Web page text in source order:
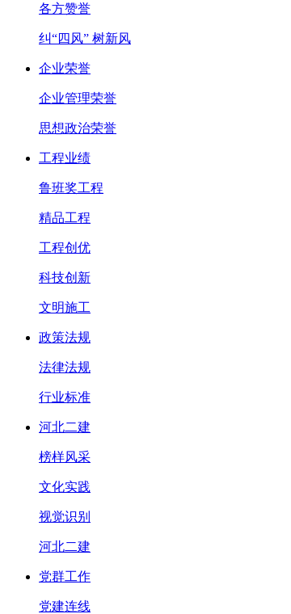
各方赞誉
纠“四风” 树新风
企业荣誉
企业管理荣誉
思想政治荣誉
工程业绩
鲁班奖工程
精品工程
工程创优
科技创新
文明施工
政策法规
法律法规
行业标准
河北二建
榜样风采
文化实践
视觉识别
河北二建
党群工作
党建连线